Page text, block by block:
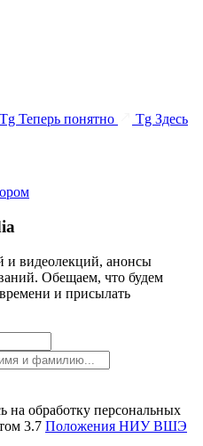
Tg Теперь понятно
Tg Здесь
и видеолекций, анонсы
Обещаем, что будем
и присылать
на обработку персональных
3.7 Положения НИУ ВШЭ